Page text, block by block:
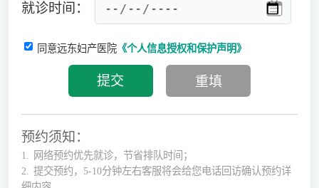
就诊时间：
同意远东妇产医院《个人信息授权和保护声明》
预约须知：
1.
网络预约优先就诊，节省排队时间；
2.
提交预约，5-10分钟左右客服将会给您电话回访确认预约详